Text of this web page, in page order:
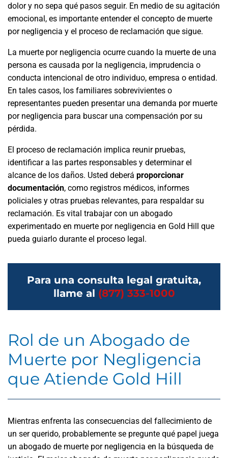
dolor y no sepa qué pasos seguir. En medio de su agitación
emocional, es importante entender el concepto de muerte
por negligencia y el proceso de reclamación que sigue.
La muerte por negligencia ocurre cuando la muerte de una
persona es causada por la negligencia, imprudencia o
conducta intencional de otro individuo, empresa o entidad.
En tales casos, los familiares sobrevivientes o
representantes pueden presentar una demanda por muerte
por negligencia para buscar una compensación por su
pérdida.
El proceso de reclamación implica reunir pruebas,
identificar a las partes responsables y determinar el
alcance de los daños. Usted deberá proporcionar
documentación, como registros médicos, informes
policiales y otras pruebas relevantes, para respaldar su
reclamación. Es vital trabajar con un abogado
experimentado en muerte por negligencia en Gold Hill que
pueda guiarlo durante el proceso legal.
Para una consulta legal gratuita,
llame al (877) 333-1000
Rol de un Abogado de
Muerte por Negligencia
que Atiende Gold Hill
Mientras enfrenta las consecuencias del fallecimiento de
un ser querido, probablemente se pregunte qué papel juega
un abogado de muerte por negligencia en la búsqueda de